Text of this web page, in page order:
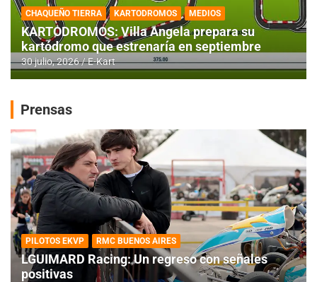
CHAQUEÑO TIERRA KARTODROMOS MEDIOS
KARTODROMOS: Villa Angela prepara su
kartódromo que estrenaría en septiembre
30 julio, 2026 E-Kart
Prensas
PILOTOS EKVP RMC BUENOS AIRES
LGUIMARD Racing: Un regreso con señales
positivas